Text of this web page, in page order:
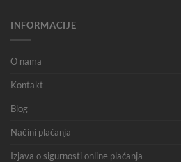
INFORMACIJE
O nama
Kontakt
Blog
Načini plaćanja
Izjava o sigurnosti online plaćanja